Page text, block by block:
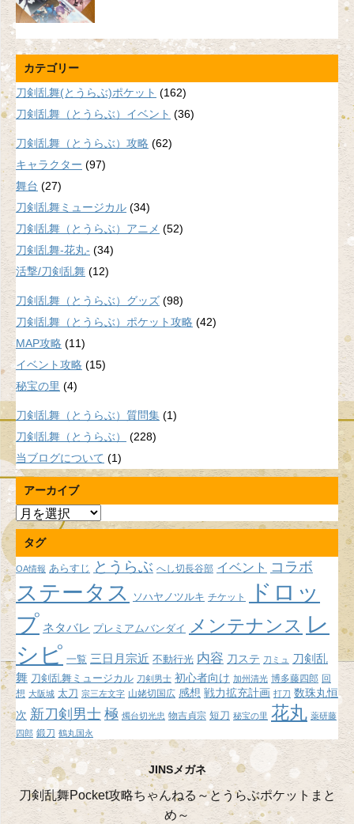
カテゴリー
刀剣乱舞(とうらぶ)ポケット (162)
刀剣乱舞（とうらぶ）イベント (36)
刀剣乱舞（とうらぶ）攻略 (62)
キャラクター (97)
舞台 (27)
刀剣乱舞ミュージカル (34)
刀剣乱舞（とうらぶ）アニメ (52)
刀剣乱舞-花丸- (34)
活撃/刀剣乱舞 (12)
刀剣乱舞（とうらぶ）グッズ (98)
刀剣乱舞（とうらぶ）ポケット攻略 (42)
MAP攻略 (11)
イベント攻略 (15)
秘宝の里 (4)
刀剣乱舞（とうらぶ）質問集 (1)
刀剣乱舞（とうらぶ）
(228)
当ブログについて (1)
アーカイブ
ア
ー
カ
イ
ブ
タグ
OA情報 あらすじ とうらぶ へし切長谷部 イベント コラボ
ステータス ソハヤノツルキ チケット
ドロッ
プ ネタバレ プレミアムバンダイ メンテナンス レ
シピ 一覧 三日月宗近 不動行光 内容 刀ステ 刀ミュ
刀剣乱
舞 刀剣乱舞ミュージカル 刀剣男士 初心者向け 加州清光 博多藤四郎 回
想 大阪城 太刀 宗三左文字 山姥切国広 感想 戦力拡充計画 打刀 数珠丸恒
次 新刀剣男士 極 燭台切光忠 物吉貞宗 短刀 秘宝の里 花丸 薬研藤
四郎 鍛刀 鶴丸国永
JINSメガネ
刀剣乱舞Pocket攻略ちゃんねる～とうらぶポケットまと
め～